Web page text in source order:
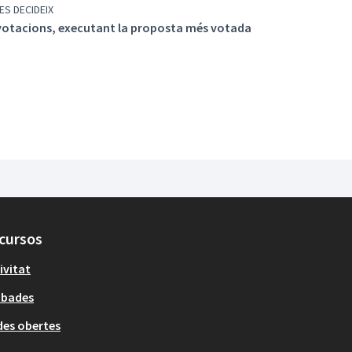
DECIDEIX
executant la proposta més votada
obertes